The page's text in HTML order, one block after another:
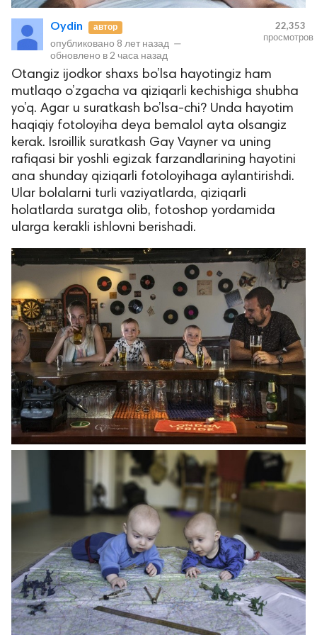
Oydin автор
опубликовано 8 лет назад —
обновлено в 2 часа назад
22,353
просмотров
Otangiz ijodkor shaxs bo’lsa hayotingiz ham
mutlaqo o’zgacha va qiziqarli kechishiga shubha
yo’q. Agar u suratkash bo’lsa-chi? Unda hayotim
haqiqiy fotoloyiha deya bemalol ayta olsangiz
kerak. Isroillik suratkash Gay Vayner va uning
rafiqasi bir yoshli egizak farzandlarining hayotini
ana shunday qiziqarli fotoloyihaga aylantirishdi.
Ular bolalarni turli vaziyatlarda, qiziqarli
holatlarda suratga olib, fotoshop yordamida
ularga kerakli ishlovni berishadi.